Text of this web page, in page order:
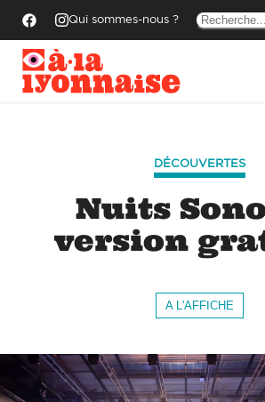
Qui sommes-nous ?
DÉCOUVERTES
Nuits
version
A L'AFFICHE